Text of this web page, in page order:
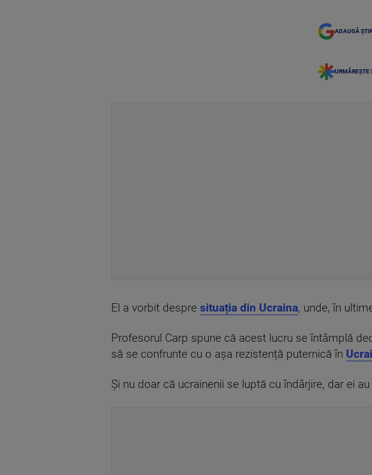
ADAUGĂ
URMĂREȘTE
El a vorbit despre situația din Ucraina, unde, în
Profesorul Carp spune că acest lucru se întâmplă
să se confrunte cu o așa rezistență puternică în
Și nu doar că ucrainenii se luptă cu îndârjire, dar ei